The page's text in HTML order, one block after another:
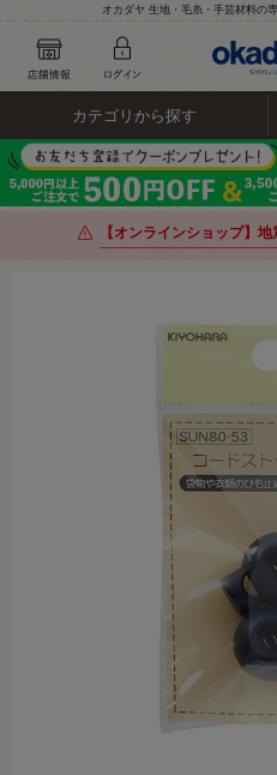
オカダヤ 生地・毛糸・手芸材料の
カテゴリから探す
【オンラインショップ】